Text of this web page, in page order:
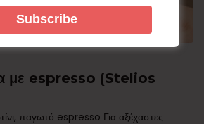
με espresso (Stelios
παγωτό espresso Για αξέχαστες